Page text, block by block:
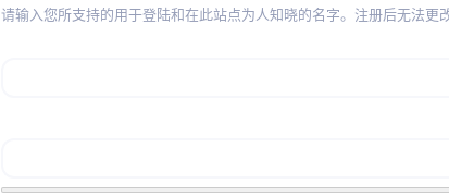
请输入您所支持的用于登陆和在此站点为人知晓的名字。注册后无法更改